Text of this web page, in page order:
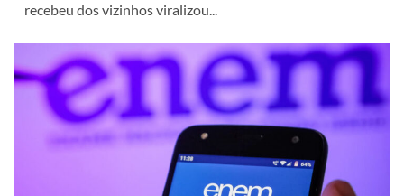
recebeu dos vizinhos viralizou...